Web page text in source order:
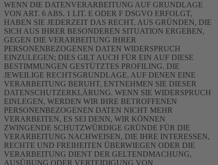
WENN DIE DATENVERARBEITUNG AUF GRUNDLAGE
VON ART. 6 ABS. 1 LIT. E ODER F DSGVO ERFOLGT,
HABEN SIE JEDERZEIT DAS RECHT, AUS GRÜNDEN, DIE
SICH AUS IHRER BESONDEREN SITUATION ERGEBEN,
GEGEN DIE VERARBEITUNG IHRER
PERSONENBEZOGENEN DATEN WIDERSPRUCH
EINZULEGEN; DIES GILT AUCH FÜR EIN AUF DIESE
BESTIMMUNGEN GESTÜTZTES PROFILING. DIE
JEWEILIGE RECHTSGRUNDLAGE, AUF DENEN EINE
VERARBEITUNG BERUHT, ENTNEHMEN SIE DIESER
DATENSCHUTZERKLÄRUNG. WENN SIE WIDERSPRUCH
EINLEGEN, WERDEN WIR IHRE BETROFFENEN
PERSONENBEZOGENEN DATEN NICHT MEHR
VERARBEITEN, ES SEI DENN, WIR KÖNNEN
ZWINGENDE SCHUTZWÜRDIGE GRÜNDE FÜR DIE
VERARBEITUNG NACHWEISEN, DIE IHRE INTERESSEN,
RECHTE UND FREIHEITEN ÜBERWIEGEN ODER DIE
VERARBEITUNG DIENT DER GELTENDMACHUNG,
AUSÜBUNG ODER VERTEIDIGUNG VON